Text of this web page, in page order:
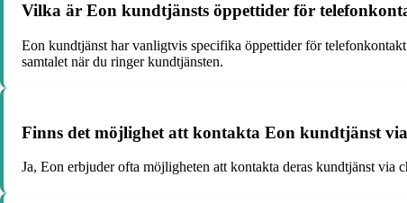
Vilka är Eon kundtjänsts öppettider för
Eon kundtjänst har vanligtvis specifika öppettider för
samtalet när du ringer kundtjänsten.
Finns det möjlighet att kontakta Eon kundtjänst
Ja, Eon erbjuder ofta möjligheten att kontakta deras kundtjänst via